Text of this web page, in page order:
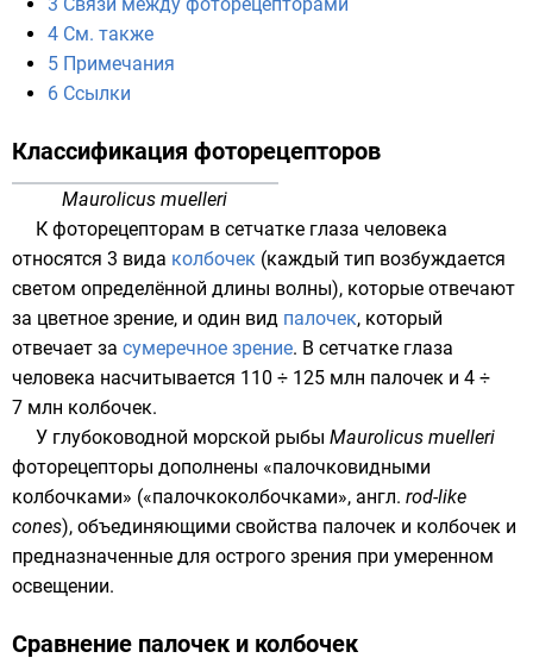
4 См. также
5 Примечания
6 Ссылки
Классификация фоторецепторов
Maurolicus muelleri
К фоторецепторам в сетчатке глаза человека
относятся 3 вида колбочек (каждый тип возбуждается
светом определённой длины волны), которые отвечают
за цветное зрение, и один вид палочек, который
отвечает за сумеречное зрение. В сетчатке глаза
человека насчитывается 110 ÷ 125 млн палочек и 4 ÷
7 млн колбочек.
У глубоководной морской рыбы Maurolicus muelleri
фоторецепторы дополнены «палочковидными
колбочками» («палочкоколбочками», англ. rod-like
cones), объединяющими свойства палочек и колбочек и
предназначенные для острого зрения при умеренном
освещении.
Сравнение палочек и колбочек